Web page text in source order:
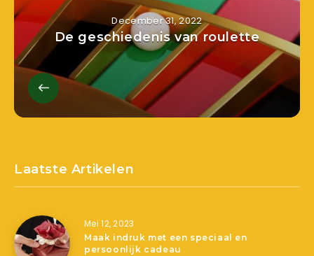
December 31, 2022
De geschiedenis van roulette
Laatste Artikelen
Mei 12, 2023
Maak indruk met een speciaal en
persoonlijk cadeau